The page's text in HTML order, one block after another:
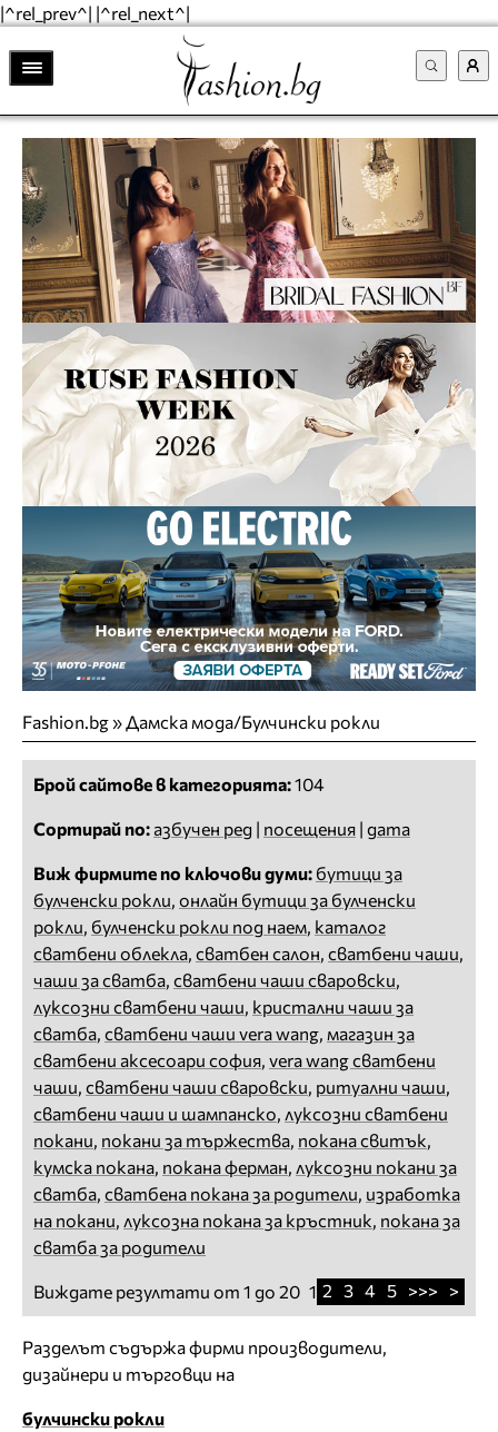
|^rel_prev^| |^rel_next^|
Fashion.bg»Дамска мода/Булчински рокли
Брой сайтове в категорията:104
Сортирай по: азбучен ред | посещения | дата
Виж фирмите по ключови думи: бутици за
булченски рокли, онлайн бутици за булченски
рокли, булченски рокли под наем, каталог
сватбени облекла, сватбен салон, сватбени чаши,
чаши за сватба, сватбени чаши сваровски,
луксозни сватбени чаши, кристални чаши за
сватба, сватбени чаши vera wang, магазин за
сватбени аксесоари софия, vera wang сватбени
чаши, сватбени чаши сваровски, ритуални чаши,
сватбени чаши и шампанско, луксозни сватбени
покани, покани за тържества, покана свитък,
кумска покана, покана ферман, луксозни покани за
сватба, сватбена покана за родители, изработка
на покани, луксозна покана за кръстник, покана за
сватба за родители
Виждате резултати от 1 до 20 1 2 3 4 5 >>> >
Разделът съдържа фирми производители,
дизайнери и търговци на
булчински рокли